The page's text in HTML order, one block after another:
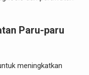
Paru-paru
meningkatkan